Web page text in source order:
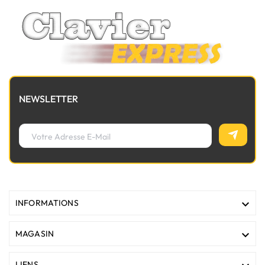
NEWSLETTER
INFORMATIONS 
MAGASIN 